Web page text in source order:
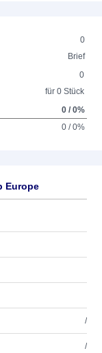
0
Brief
0
für 0 Stück
0 / 0%
0 / 0%
Europe
/
/